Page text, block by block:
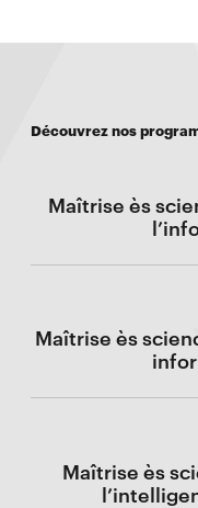
Découvrez nos
Maîtrise ès
Maîtrise ès
Maîtrise ès